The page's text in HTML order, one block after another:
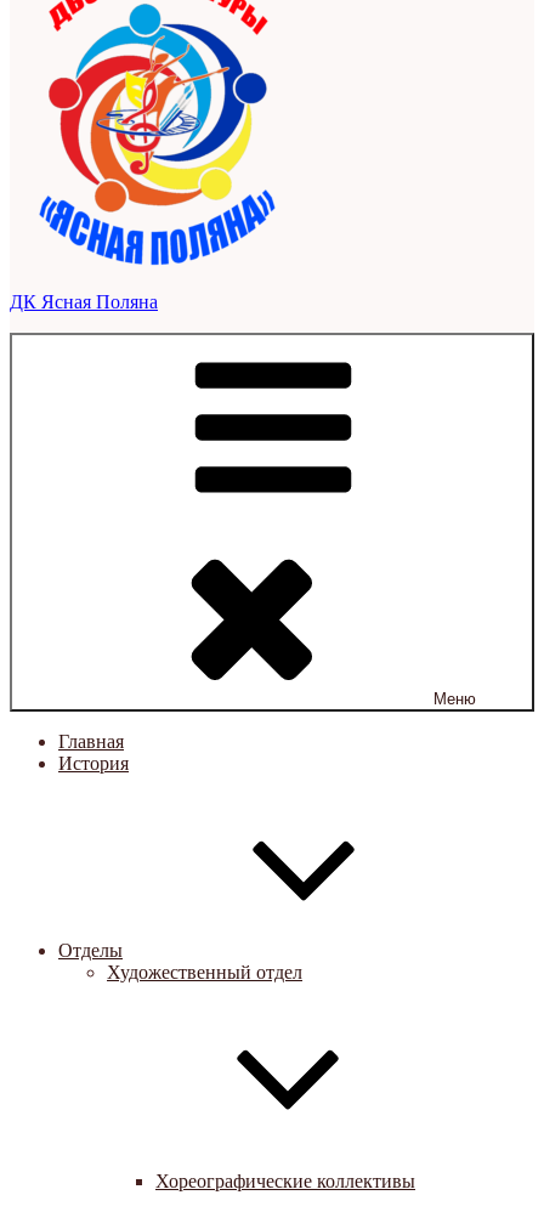
ДК Ясная Поляна
Меню
Главная
История
Отделы
Художественный отдел
Хореографические коллективы